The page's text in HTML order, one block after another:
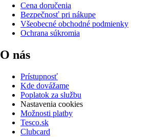
Cena doručenia
Bezpečnosť pri nákupe
Všeobecné obchodné podmienky
Ochrana súkromia
O nás
Prístupnosť
Kde dovážame
Poplatok za službu
Nastavenia cookies
Možnosti platby
Tesco.sk
Clubcard